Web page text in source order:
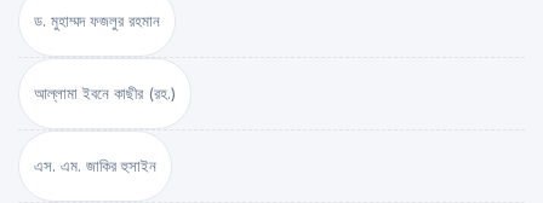
ড. মুহাম্মদ ফজলুর রহমান
আল্লামা ইবনে কাছীর (রহ.)
এস. এম. জাকির হুসাইন